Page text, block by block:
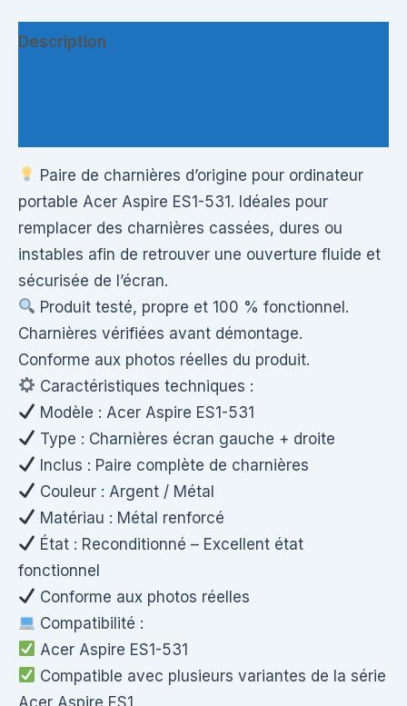
Description
Paire de charnières d’origine pour ordinateur
portable Acer Aspire ES1-531. Idéales pour
remplacer des charnières cassées, dures ou
instables afin de retrouver une ouverture fluide et
sécurisée de l’écran.
Produit testé, propre et 100 % fonctionnel.
Charnières vérifiées avant démontage.
Conforme aux photos réelles du produit.
Caractéristiques techniques :
Modèle : Acer Aspire ES1-531
Type : Charnières écran gauche + droite
Inclus : Paire complète de charnières
Couleur : Argent / Métal
Matériau : Métal renforcé
État : Reconditionné – Excellent état
fonctionnel
Conforme aux photos réelles
Compatibilité :
Acer Aspire ES1-531
Compatible avec plusieurs variantes de la série
Acer Aspire ES1